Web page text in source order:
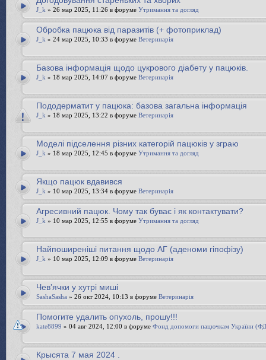
J_k » 26 мар 2025, 11:26 в форуме Утримання та догляд
Обробка пацюка від паразитів (+ фотоприклад)
J_k » 24 мар 2025, 10:33 в форуме Ветеринарія
Базова інформація щодо цукрового діабету у пацюків.
J_k » 18 мар 2025, 14:07 в форуме Ветеринарія
Пододерматит у пацюка: базова загальна інформація
J_k » 18 мар 2025, 13:22 в форуме Ветеринарія
Моделі підселення різних категорій пацюків у зграю
J_k » 18 мар 2025, 12:45 в форуме Утримання та догляд
Якщо пацюк вдавився
J_k » 10 мар 2025, 13:34 в форуме Ветеринарія
Агресивний пацюк. Чому так буває і як контактувати?
J_k » 10 мар 2025, 12:55 в форуме Утримання та догляд
Найпоширеніші питання щодо АГ (аденоми гіпофізу)
J_k » 10 мар 2025, 12:09 в форуме Ветеринарія
Чевʼячки у хутрі миші
SashaSasha » 26 окт 2024, 10:13 в форуме Ветеринарія
Помогите удалить опухоль, прошу!!!
kate8899 » 04 авг 2024, 12:00 в форуме Фонд допомоги пацючкам України
Крысята 7 мая 2024 .